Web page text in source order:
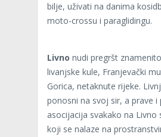
bilje, uživati na danima
moto-crossu i paraglidingu.
Livno nudi pregršt
livanjske kule, Franjevački
Gorica, netaknute rijeke.
ponosni na svoj sir, a prave i
asocijacija svakako na Livno
koji se nalaze na